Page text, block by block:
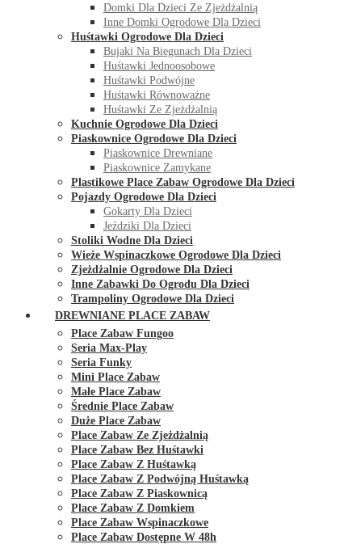
Domki Dla Dzieci Ze Zjeżdżalnią
Inne Domki Ogrodowe Dla Dzieci
Huśtawki Ogrodowe Dla Dzieci
Bujaki Na Biegunach Dla Dzieci
Huśtawki Jednoosobowe
Huśtawki Podwójne
Huśtawki Równoważne
Huśtawki Ze Zjeżdżalnią
Kuchnie Ogrodowe Dla Dzieci
Piaskownice Ogrodowe Dla Dzieci
Piaskownice Drewniane
Piaskownice Zamykane
Plastikowe Place Zabaw Ogrodowe Dla Dzieci
Pojazdy Ogrodowe Dla Dzieci
Gokarty Dla Dzieci
Jeździki Dla Dzieci
Stoliki Wodne Dla Dzieci
Wieże Wspinaczkowe Ogrodowe Dla Dzieci
Zjeżdżalnie Ogrodowe Dla Dzieci
Inne Zabawki Do Ogrodu Dla Dzieci
Trampoliny Ogrodowe Dla Dzieci
DREWNIANE PLACE ZABAW
Place Zabaw Fungoo
Seria Max-Play
Seria Funky
Mini Place Zabaw
Małe Place Zabaw
Średnie Place Zabaw
Duże Place Zabaw
Place Zabaw Ze Zjeżdżalnią
Place Zabaw Bez Huśtawki
Place Zabaw Z Huśtawką
Place Zabaw Z Podwójną Huśtawką
Place Zabaw Z Piaskownicą
Place Zabaw Z Domkiem
Place Zabaw Wspinaczkowe
Place Zabaw Dostępne W 48h